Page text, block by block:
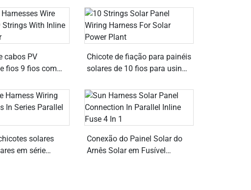
cabos PV
fios 9 fios com
Chicote de fiação para painéis
solares de 10 fios para usina
solares
em série
Conexão do Painel Solar do
Arnês Solar em Fusível